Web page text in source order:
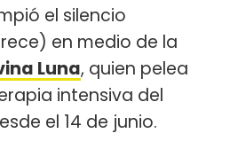
el silencio
en medio de la
Luna, quien pelea
intensiva del
el 14 de junio.